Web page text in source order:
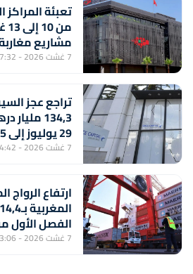
تعبئة المراكز
مشاريع
7 غشت 2026 - 17:32
تراجع عجز
134,3
أبحاث)
7 غشت 2026 - 14:42
ارتفاع الرواج
الفصل الأول من
7 غشت 2026 - 13:06